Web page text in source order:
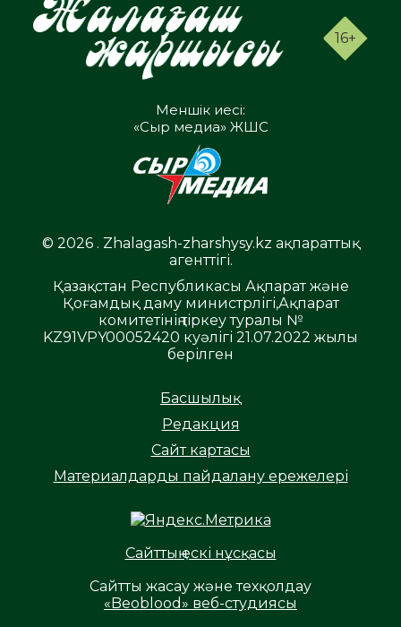
16+
Меншік иесі:
«Сыр медиа» ЖШС
© 2026 . Zhalagash-zharshysy.kz ақпараттық
агенттігі.
Қазақстан Республикасы Ақпарат және
Қоғамдық даму министрлігі,Ақпарат
комитетінің тіркеу туралы №
KZ91VPY00052420 куәлігі 21.07.2022 жылы
берілген
Басшылық
Редакция
Сайт картасы
Материалдарды пайдалану ережелері
Сайттың ескі нұсқасы
Сайтты жасау және техқолдау
«Beoblood» веб-студиясы